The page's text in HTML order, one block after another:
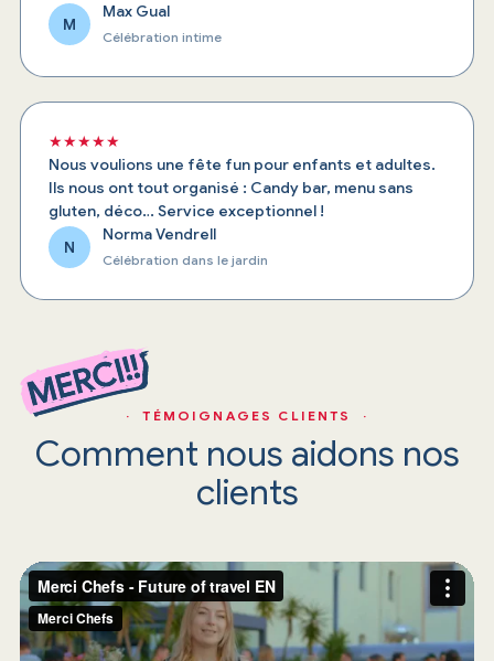
M
Max Gual
Célébration intime
★★★★★
Nous voulions une fête fun pour enfants et adultes.
Ils nous ont tout organisé : Candy bar, menu sans
gluten, déco… Service exceptionnel !
N
Norma Vendrell
Célébration dans le jardin
· TÉMOIGNAGES CLIENTS ·
Comment nous aidons nos
clients